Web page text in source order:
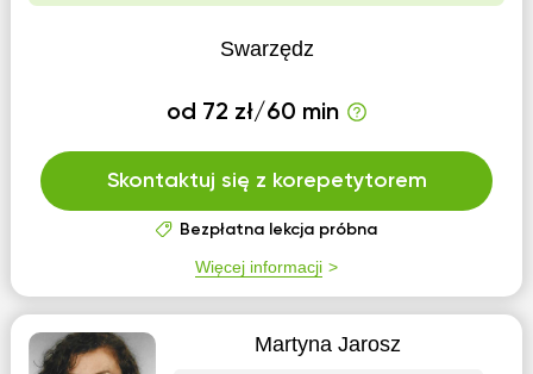
Swarzędz
od 72 zł/60 min
Skontaktuj się z korepetytorem
Bezpłatna lekcja próbna
Więcej informacji
Martyna Jarosz